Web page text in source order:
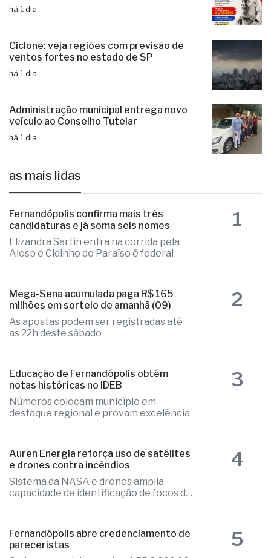
há 1 dia
Ciclone: veja regiões com previsão de
ventos fortes no estado de SP
há 1 dia
Administração municipal entrega novo
veículo ao Conselho Tutelar
há 1 dia
as mais lidas
Fernandópolis confirma mais três
candidaturas e já soma seis nomes
Elizandra Sartin entra na corrida pela
Alesp e Cidinho do Paraíso é federal
1
Mega-Sena acumulada paga R$ 165
milhões em sorteio de amanhã (09)
As apostas podem ser registradas até
as 22h deste sábado
2
Educação de Fernandópolis obtém
notas históricas no IDEB
Números colocam município em
destaque regional e provam excelência
3
Auren Energia reforça uso de satélites
e drones contra incêndios
Sistema da NASA e drones amplia
capacidade de identificação de focos de
4
Fernandópolis abre credenciamento de
pareceristas
5